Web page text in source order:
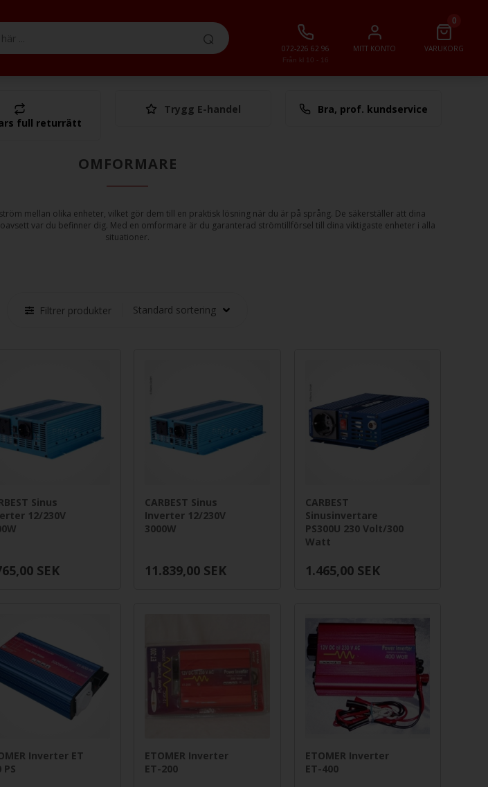
Från kl 10 - 16
072-226 62 96 MITT KONTO
0
VARUKORG
Totalt 0,00 SEK
full returrätt
Trygg E-handel Bra, prof. kundservice
OMFORMARE
mellan olika enheter, vilket gör dem till en praktisk lösning när du är på språng. De säkerställer att dina
var du befinner dig. Med en omformare är du garanterad strömtillförsel till dina viktigaste enheter i alla
situationer.
Filtrer produkter
Sinus
12/230V
SEK
CARBEST Sinus
Inverter 12/230V
3000W
11.839,00 SEK
CARBEST
Sinusinvertare
PS300U 230 Volt/300
Watt
1.465,00 SEK
Inverter ET
PS
ETOMER Inverter
ET-200
ETOMER Inverter
ET-400